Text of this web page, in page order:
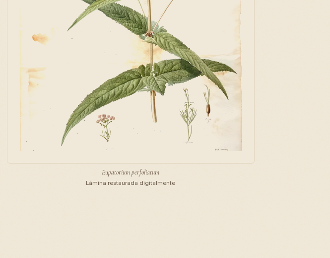
Eupatorium perfoliatum
Lámina restaurada digitalmente